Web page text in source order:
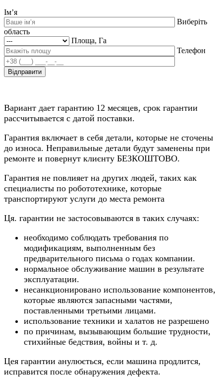
Ім’я
Виберіть
область
Площа, Га
Телефон
Вариант дает гарантию 12 месяцев, срок гарантии
рассчитывается с датой поставки.
Гарантия включает в себя детали, которые не сточены
до износа. Неправильные детали будут заменены при
ремонте и повернут клиєнту БЕЗКОШТОВО.
Гарантия не повлияет на других людей, таких как
специалисты по робототехнике, которые
транспортируют услуги до места ремонта
Ця. гарантии не застосовываются в таких случаях:
необходимо соблюдать требования по
модификациям, выполненным без
предварительного письма о годах компании.
нормальное обслуживание машин в результате
эксплуатации.
несанкционировано использование компонентов,
которые являются запасными частями,
поставленными третьими лицами.
использование техники и халатов не разрешено
по причинам, вызывающим большие трудности,
стихийные бедствия, войны и т. д.
Цея гарантии анулюється, если машина продлится,
исправится после обнаружения дефекта.